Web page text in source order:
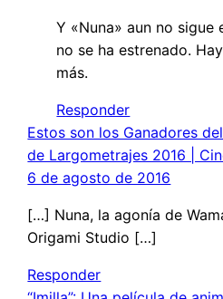
Y «Nuna» aun no
no se ha estrenado.
más.
Responder
Estos son los Ganadores
de Largometrajes 2016 |
6 de agosto de 2016
[…] Nuna, la agonía de
Origami Studio […]
Responder